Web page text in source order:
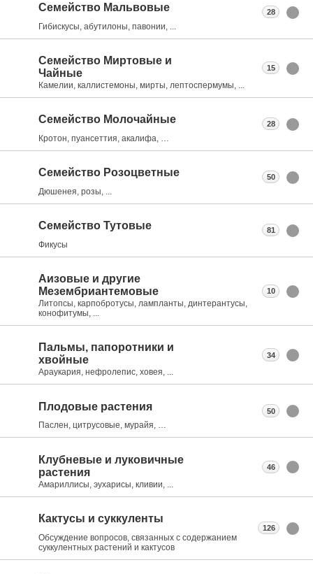
Семейство Мальвовые
Гибискусы, абутилоны, павонии, ...
28
Семейство Миртовые и
Чайные
Камелии, каллистемоны, мирты, лептоспермумы, ...
15
Семейство Молочайные
Кротон, пуансеттия, акалифа, …
28
Семейство Розоцветные
Дюшенея, розы, ...
50
Семейство Тутовые
Фикусы
81
Аизовые и другие
Мезембриантемовые
Литопсы, карпобротусы, лампланты, динтерантусы,
конофитумы, ...
10
Пальмы, папоротники и
хвойные
Араукария, нефролепис, ховея, ...
34
Плодовые растения
Паслен, цитрусовые, мурайя, …
50
Клубневые и луковичные
растения
Амариллисы, эухарисы, кливии, ...
46
Кактусы и суккуленты
Обсуждение вопросов, связанных с содержанием
суккулентных растений и кактусов
126